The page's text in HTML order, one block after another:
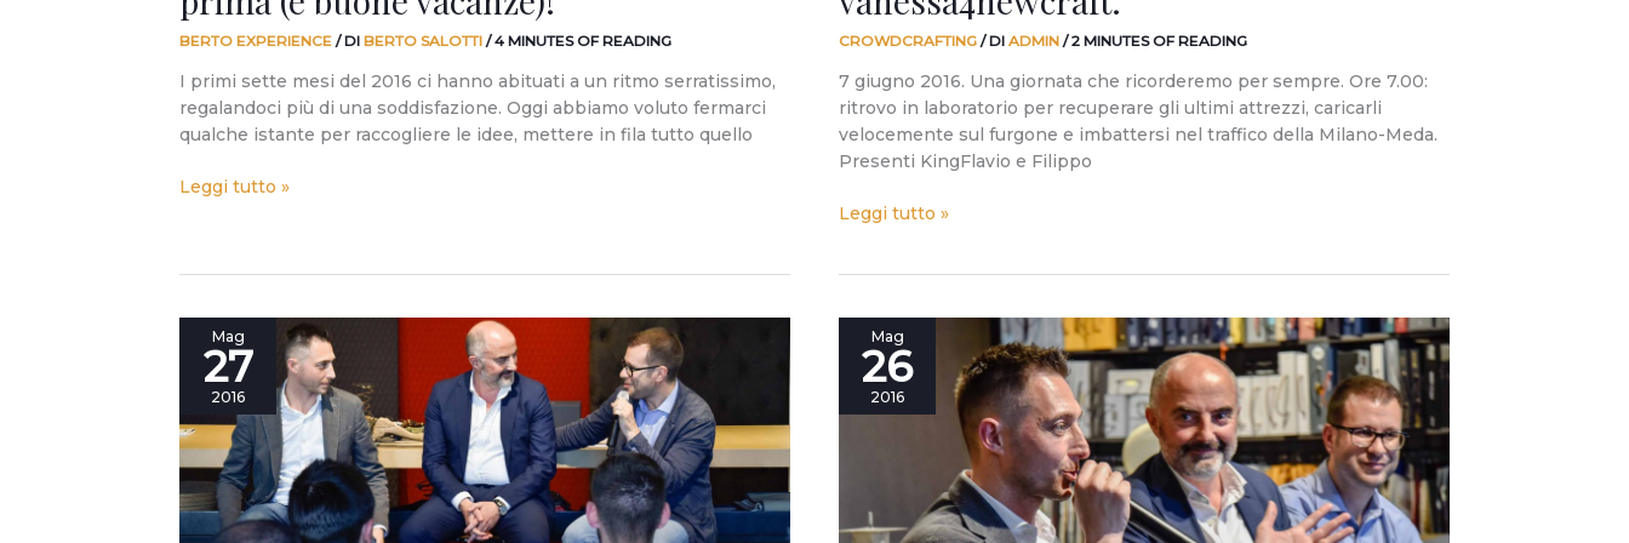
BERTO EXPERIENCE / DI BERTO SALOTTI /4 MINUTES OF READING
I primi sette mesi del 2016 ci hanno abituati a un ritmo serratissimo,
regalandoci più di una soddisfazione. Oggi abbiamo voluto fermarci
qualche istante per raccogliere le idee, mettere in fila tutto quello
Leggi tutto »
CROWDCRAFTING / DI ADMIN /2 MINUTES OF READING
7 giugno 2016. Una giornata che ricorderemo per sempre. Ore 7.00:
ritrovo in laboratorio per recuperare gli ultimi attrezzi, caricarli
velocemente sul furgone e imbattersi nel traffico della Milano-Meda.
Presenti KingFlavio e Filippo
Leggi tutto »
Mag
27
2016
Meda
con
Micelli
abbiamo
visto
la
scena
Mag
26
2016
cento
volti
di
Grazie!